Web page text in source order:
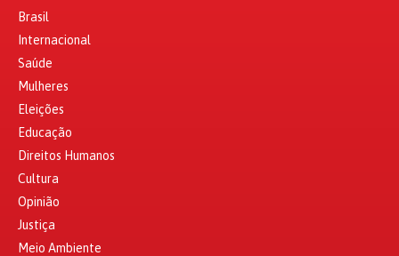
Brasil
Internacional
Saúde
Mulheres
Eleições
Educação
Direitos Humanos
Cultura
Opinião
Justiça
Meio Ambiente